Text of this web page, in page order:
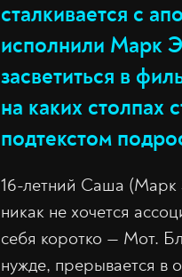
сталкивается с
исполнили Марк
засветиться в
на каких столпах
подтекстом
16-летний Саша (Марк
никак не хочется
себя коротко — Мот.
нужде, прерывается в